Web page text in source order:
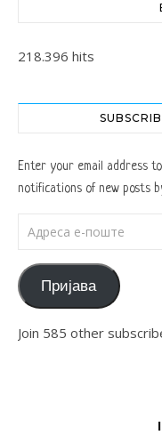
218.396 hits
Enter your email address
notifications of new posts
Пријава
Join 585 other